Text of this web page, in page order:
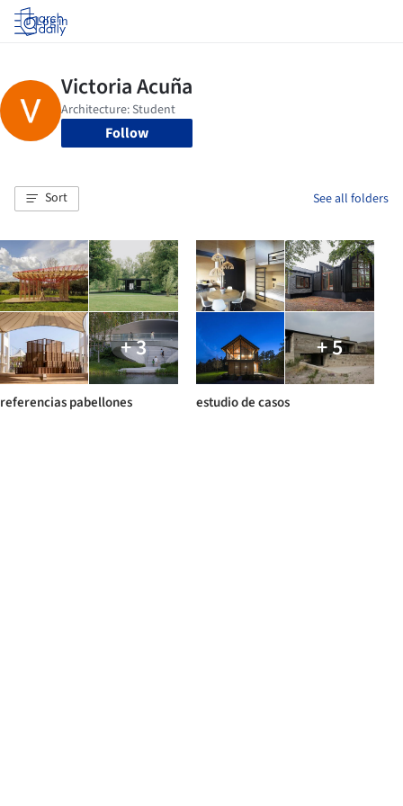
Log in
Follow
Sort See all folders
+ 3
referencias pabellones
+ 5
estudio de casos